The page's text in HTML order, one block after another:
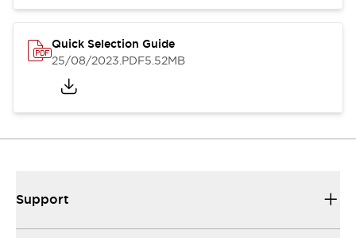
Quick Selection Guide
25/08/2023.PDF5.52MB
Support